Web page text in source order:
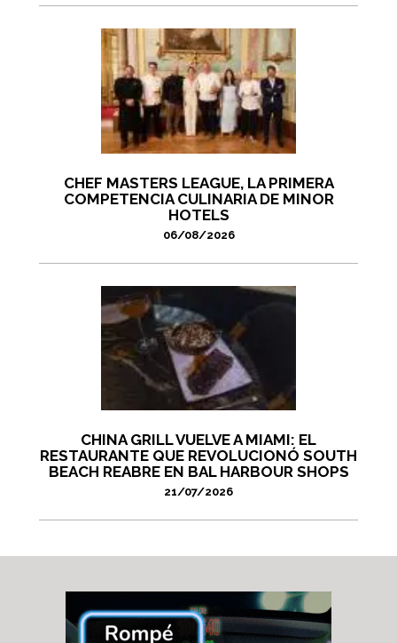
CHEF MASTERS LEAGUE, LA PRIMERA
COMPETENCIA CULINARIA DE MINOR
HOTELS
06/08/2026
CHINA GRILL VUELVE A MIAMI: EL
RESTAURANTE QUE REVOLUCIONÓ SOUTH
BEACH REABRE EN BAL HARBOUR SHOPS
21/07/2026